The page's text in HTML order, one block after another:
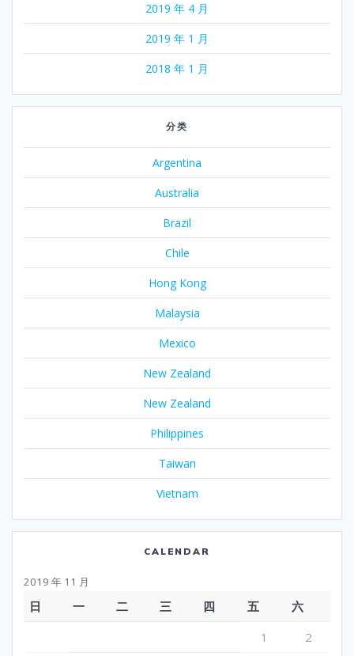
2019 年 4 月
2019 年 1 月
2018 年 1 月
分类
Argentina
Australia
Brazil
Chile
Hong Kong
Malaysia
Mexico
New Zealand
New Zealand
Philippines
Taiwan
Vietnam
CALENDAR
2019 年 11 月
日 一 二 三 四 五
六
1
2